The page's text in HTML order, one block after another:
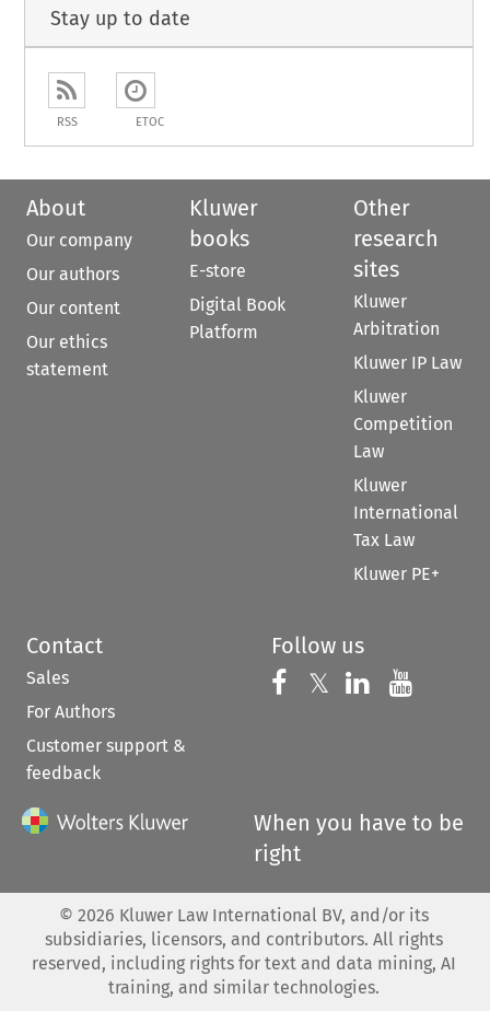
Stay up to date
RSS ETOC
About
Our company
Our authors
Our content
Our ethics
statement
Kluwer
books
E-store
Digital Book
Platform
Other
research
sites
Kluwer
Arbitration
Kluwer IP Law
Kluwer
Competition
Law
Kluwer
International
Tax Law
Kluwer PE+
Contact
Sales
For Authors
Customer support &
feedback
Follow us
Follow us on
𝕏 Follow us on
Follow us
When you have to be
right
© 2026 Kluwer Law International BV, and/or its
subsidiaries, licensors, and contributors. All rights
reserved, including rights for text and data mining, AI
training, and similar technologies.